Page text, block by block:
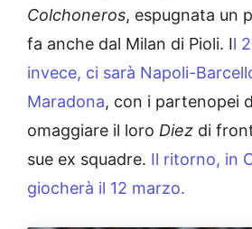
Colchoneros, espugnata un
fa anche dal Milan di Pioli. Il
invece, ci sarà Napoli-
Maradona, con i partenopei
omaggiare il loro Diez di
sue ex squadre. Il ritorno, in
giocherà il 12 marzo.